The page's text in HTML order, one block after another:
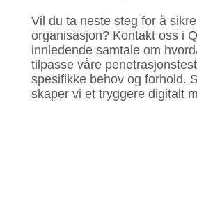
Vil du ta neste steg for å
organisasjon?Kontakt oss i
innledende samtale om
tilpasse våre
spesifikke behov og forhold.
skaper vi et tryggere digitalt